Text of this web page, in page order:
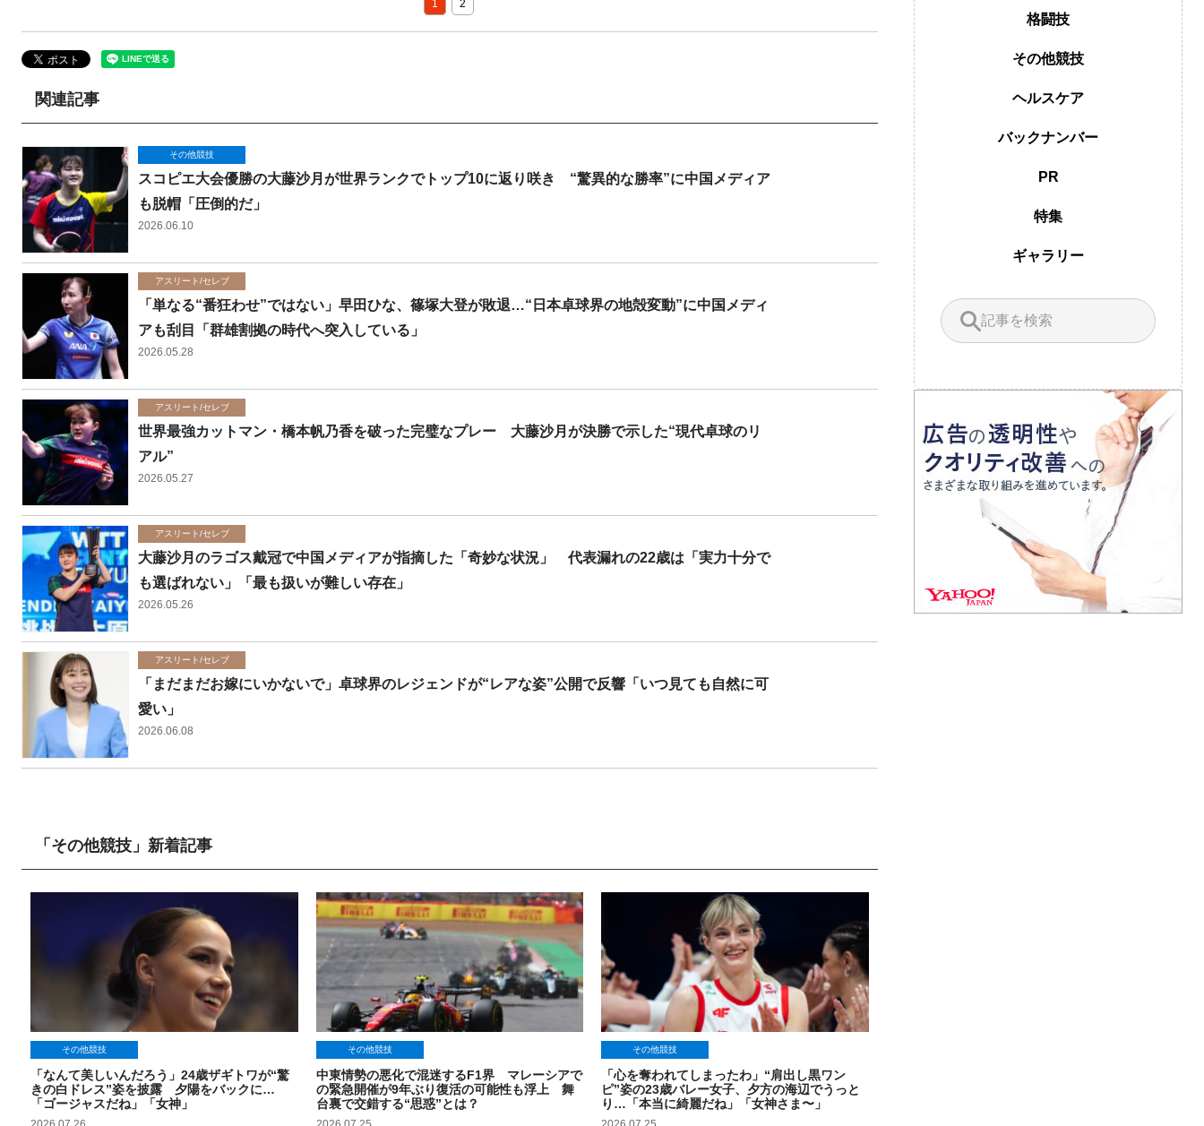
1 2
関連記事
その他競技
スコピエ大会優勝の大藤沙月が世界ランクでトップ10に返り咲き “驚異的な勝率”に中国メディア
も脱帽「圧倒的だ」
2026.06.10
アスリート/セレブ
「単なる“番狂わせ”ではない」早田ひな、篠塚大登が敗退…“日本卓球界の地殻変動”に中国メディ
アも刮目「群雄割拠の時代へ突入している」
2026.05.28
アスリート/セレブ
世界最強カットマン・橋本帆乃香を破った完璧なプレー 大藤沙月が決勝で示した“現代卓球のリ
アル”
2026.05.27
アスリート/セレブ
大藤沙月のラゴス戴冠で中国メディアが指摘した「奇妙な状況」 代表漏れの22歳は「実力十分で
も選ばれない」「最も扱いが難しい存在」
2026.05.26
アスリート/セレブ
「まだまだお嫁にいかないで」卓球界のレジェンドが“レアな姿”公開で反響「いつ見ても自然に可
愛い」
2026.06.08
「その他競技」新着記事
その他競技
「なんて美しいんだろう」24歳ザギトワが“驚
きの白ドレス”姿を披露 夕陽をバックに…
「ゴージャスだね」「女神」
その他競技
中東情勢の悪化で混迷するF1界 マレーシアで
の緊急開催が9年ぶり復活の可能性も浮上 舞
台裏で交錯する“思惑”とは？
その他競技
「心を奪われてしまったわ」“肩出し黒ワン
ピ”姿の23歳バレー女子、夕方の海辺でうっと
り…「本当に綺麗だね」「女神さま〜」
格闘技
その他競技
ヘルスケア
バックナンバー
PR
特集
ギャラリー